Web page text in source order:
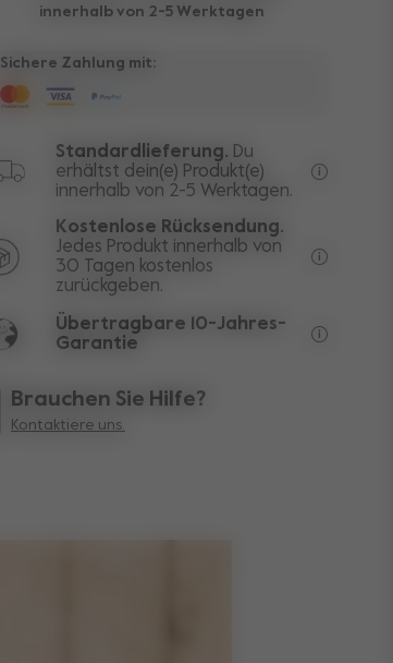
innerhalb von 2-5 Werktagen
Sichere Zahlung mit:
Standardlieferung. Du
erhältst dein(e) Produkt(e)
innerhalb von 2-5 Werktagen.
Kostenlose Rücksendung.
Jedes Produkt innerhalb von
30 Tagen kostenlos
zurückgeben.
Übertragbare 10-Jahres-
Garantie
Brauchen Sie Hilfe?
Kontaktiere uns.